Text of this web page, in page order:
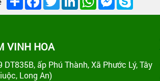
sẻ
VINH HOA
ấp Phú Thành, Xã Phước Lý, Tây
Long An)